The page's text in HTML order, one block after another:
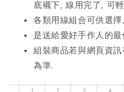
底襯下, 線用完了, 可
各類用線組合可供選
是送給愛好手作人的最
組裝商品若與網頁資
為準.